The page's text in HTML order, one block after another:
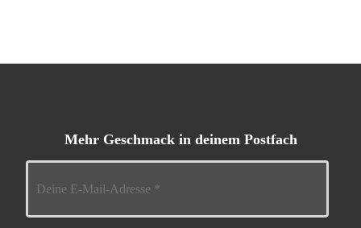
Mehr Geschmack in deinem Postfach